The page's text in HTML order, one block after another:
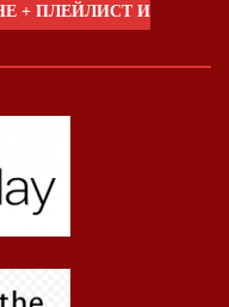
+ ПЛЕЙЛИСТ И